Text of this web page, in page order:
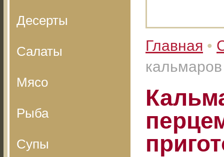
Десерты
Салаты
Мясо
Рыба
Супы
Главная •